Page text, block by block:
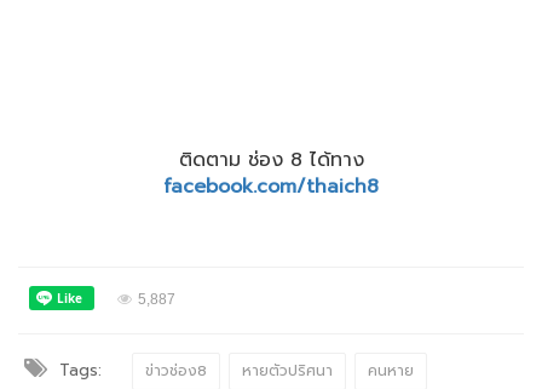
ติดตาม ช่อง 8 ได้ทาง
facebook.com/thaich8
5,887
Tags: ข่าวช่อง8 หายตัวปริศนา
คนหาย